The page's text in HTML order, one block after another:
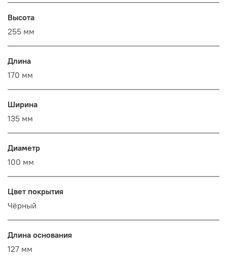
Высота
255 мм
Длина
170 мм
Ширина
135 мм
Диаметр
100 мм
Цвет покрытия
Чёрный
Длина основания
127 мм